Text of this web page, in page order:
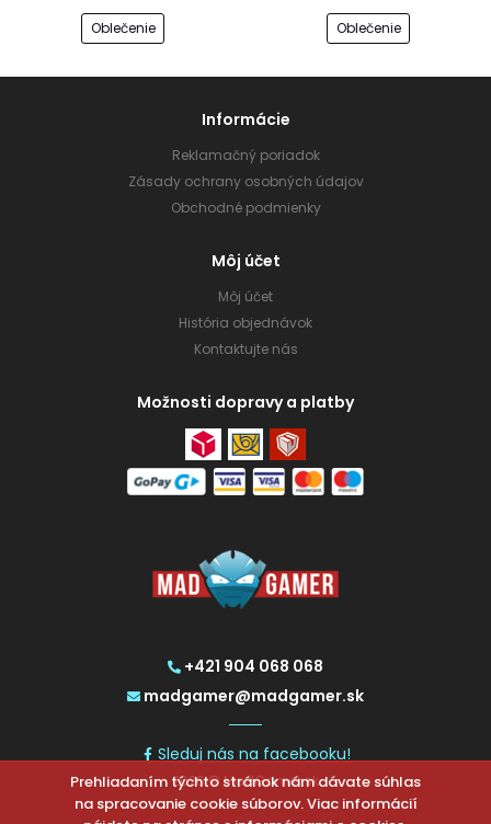
Oblečenie Oblečenie
+421 904 068 068
madgamer@madgamer.sk
Sleduj nás na facebooku!
2026 © MadGamer.sk
Informácie
Reklamačný poriadok
Zásady ochrany osobných údajov
Obchodné podmienky
Môj účet
Môj účet
História objednávok
Kontaktujte nás
Možnosti dopravy a platby
Prehliadaním týchto stránok nám dávate súhlas
na spracovanie cookie súborov. Viac informácií